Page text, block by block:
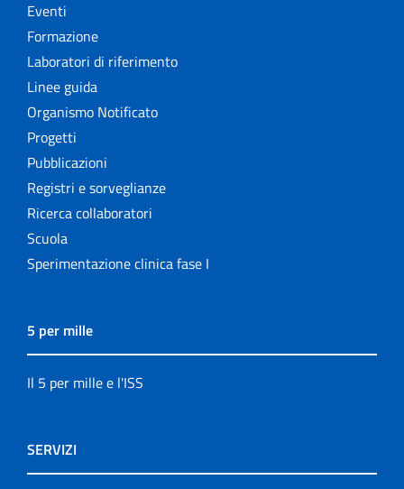
Eventi
Formazione
Laboratori di riferimento
Linee guida
Organismo Notificato
Progetti
Pubblicazioni
Registri e sorveglianze
Ricerca collaboratori
Scuola
Sperimentazione clinica fase I
5 per mille
Il 5 per mille e l'ISS
SERVIZI